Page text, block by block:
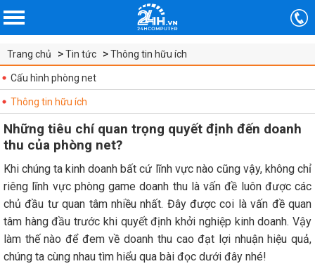
Trang chủ Tin tức Thông tin hữu ích
Cấu hình phòng net
Thông tin hữu ích
Những tiêu chí quan trọng quyết định đến doanh
thu của phòng net?
Khi chúng ta kinh doanh bất cứ lĩnh vực nào cũng vậy, không chỉ
riêng lĩnh vực phòng game doanh thu là vấn đề luôn được các
chủ đầu tư quan tâm nhiều nhất. Đây được coi là vấn đề quan
tâm hàng đầu trước khi quyết định khởi nghiệp kinh doanh. Vậy
làm thế nào để đem về doanh thu cao đạt lợi nhuận hiệu quả,
chúng ta cùng nhau tìm hiểu qua bài đọc dưới đây nhé!